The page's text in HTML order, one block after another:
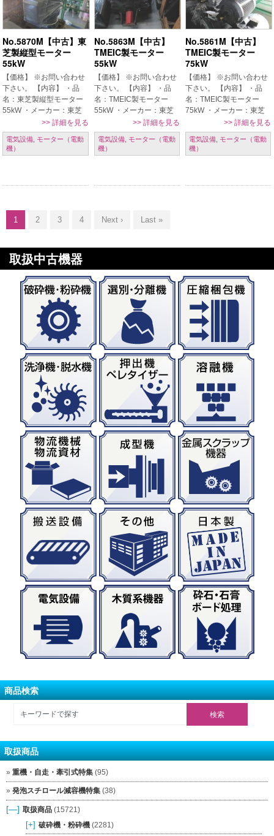
No.5870M【中古】東
芝製縦型モーター
55kW
【価格】 ※お問い合わせ
下さい。 【内容】 ・品
名：東芝製縦型モーター
55kW ・メーカー：東芝
・年式：1998年 ・電圧：
400V ・周波数：50Hz ・
電気容量：55kW 6ポー
ル 【条件】 現状置場渡
>> 詳細を見る
電気設備 モーター（電動
機）
No.5863M【中古】
TMEIC製モーター
55kW
【価格】 ※お問い合わせ
下さい。 【内容】 ・品
名：TMEIC製モーター
55kW ・メーカー：東芝
三菱(TMEIC) ・型式：
TIKK-FBKW11 ・年式：
2013年 ・電圧：200V ・
周波数：50/60 ・電気容
>> 詳細を見る
電気設備, モーター（電動
機）
No.5861M【中古】
TMEIC製モーター
75kW
【価格】 ※お問い合わせ
下さい。 【内容】 ・品
名：TMEIC製モーター
75kW ・メーカー：東芝
三菱(TMEIC) ・型式：
TIKK-FBKW11 ・年式：
2010年 ・電圧：200V ・
周波数：50/60 ・電気容
>> 詳細を見る
電気設備, モーター（電動
機）
1 2 3 4 Next › Last »
取扱中古機器
商品検索
取扱商品
重機・自走・牽引式特集 (95)
発泡スチロール減容機特集 (38)
[—] 取扱商品 (15721)
[+] 破砕機・粉砕機 (2281)